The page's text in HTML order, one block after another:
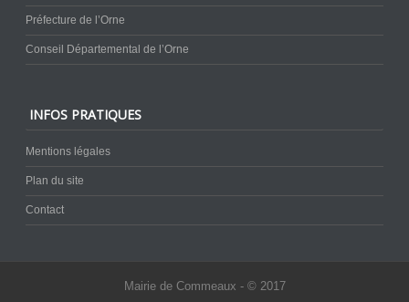
Préfecture de l’Orne
Conseil Départemental de l’Orne
INFOS PRATIQUES
Mentions légales
Plan du site
Contact
Mairie de Commeaux - © 2017